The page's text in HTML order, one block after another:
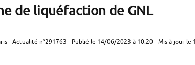
de liquéfaction de GNL
- Actualité n°291763 - Publié le 14/06/2023 à 10:20- Mis à jour le